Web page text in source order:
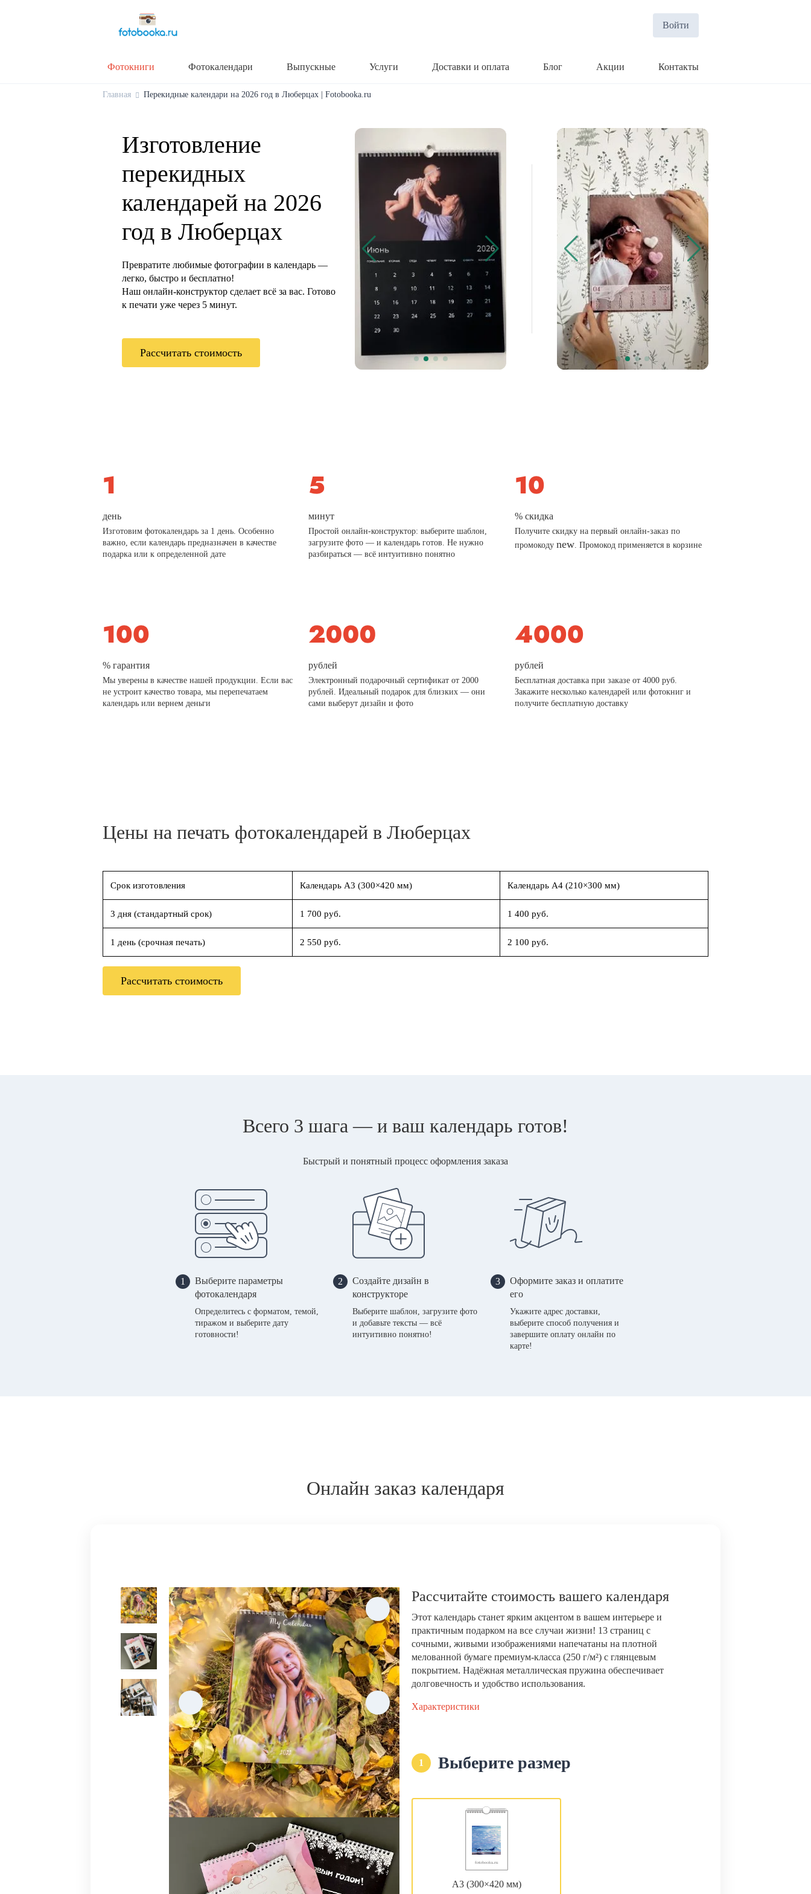
Войти
Фотокниги Фотокалендари Выпускные Услуги Доставки и оплата Блог Акции Контакты
Главная Перекидные календари на 2026 год в Люберцах | Fotobooka.ru
Изготовление
перекидных
календарей на 2026
год в Люберцах
Превратите любимые фотографии в календарь —
легко, быстро и бесплатно!
Наш онлайн-конструктор сделает всё за вас. Готово
к печати уже через 5 минут.
Рассчитать стоимость
день
Изготовим фотокалендарь за 1 день. Особенно
важно, если календарь предназначен в качестве
подарка или к определенной дате
минут
Простой онлайн-конструктор: выберите шаблон,
загрузите фото — и календарь готов. Не нужно
разбираться — всё интуитивно понятно
% скидка
Получите скидку на первый онлайн-заказ по
промокоду new. Промокод применяется в корзине
% гарантия
Мы уверены в качестве нашей продукции. Если вас
не устроит качество товара, мы перепечатаем
календарь или вернем деньги
рублей
Электронный подарочный сертификат от 2000
рублей. Идеальный подарок для близких — они
сами выберут дизайн и фото
рублей
Бесплатная доставка при заказе от 4000 руб.
Закажите несколько календарей или фотокниг и
получите бесплатную доставку
Цены на печать фотокалендарей в Люберцах
Срок изготовления Календарь А3 (300×420 мм) Календарь А4 (210×300 мм)
3 дня (стандартный срок) 1 700 руб. 1 400 руб.
1 день (срочная печать) 2 550 руб. 2 100 руб.
Рассчитать стоимость
Всего 3 шага — и ваш календарь готов!
Быстрый и понятный процесс оформления заказа
1
Выберите параметры
фотокалендаря
Определитесь с форматом, темой,
тиражом и выберите дату
готовности!
2
Создайте дизайн в
конструкторе
Выберите шаблон, загрузите фото
и добавьте тексты — всё
интуитивно понятно!
3
Оформите заказ и оплатите
его
Укажите адрес доставки,
выберите способ получения и
завершите оплату онлайн по
карте!
Онлайн заказ календаря
Рассчитайте стоимость вашего календаря
Этот календарь станет ярким акцентом в вашем интерьере и
практичным подарком на все случаи жизни! 13 страниц с
сочными, живыми изображениями напечатаны на плотной
мелованной бумаге премиум-класса (250 г/м²) с глянцевым
покрытием. Надёжная металлическая пружина обеспечивает
долговечность и удобство использования.
Характеристики
1 Выберите размер
А3 (300×420 мм)